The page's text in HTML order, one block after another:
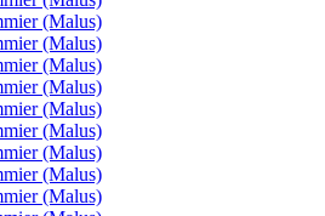
(Malus)
(Malus)
(Malus)
(Malus)
(Malus)
(Malus)
(Malus)
(Malus)
(Malus)